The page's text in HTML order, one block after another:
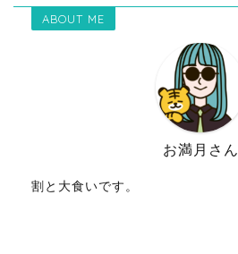
ABOUT ME
お満月さん
割と大食いです。